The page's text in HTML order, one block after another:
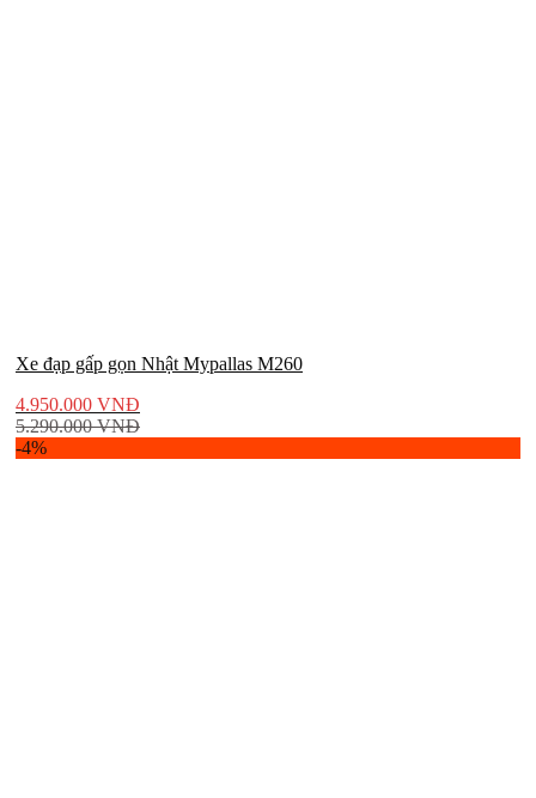
Xe đạp gấp gọn Nhật Mypallas M260
4.950.000 VNĐ
5.290.000VNĐ
-4%